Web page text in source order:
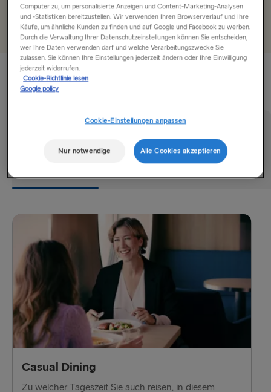
Kiel → Göteborg
Rostock → Trelleborg
Frederikshavn → Göteborg
Gdynia → Karlskrona
Göteborg → Kiel
Göteborg → Frederikshavn
Karlskrona → Gdynia
INS UND AB DEM BALTIKUM
Travemünde → Liepāja
Ventspils → Nynäshamn
Liepāja → Travemünde
Nynäshamn → Ventspils
Datum wählen
Erlebnis an Bord
Essen und
Shopping Kabinen
Casual Dining
Zu welcher Tageszeit Sie auch reisen, in diesem
Computer zu, um personalisierte Anzeigen und Content-Marketing-Analysen
und -Statistiken bereitzustellen. Wir verwenden Ihren Browserverlauf und Ihre
Käufe, um ähnliche Kunden zu finden und auf Google und Facebook zu werben.
Durch die Verwaltung Ihrer Datenschutzeinstellungen können Sie entscheiden,
wer Ihre Daten verwenden darf und welche Verarbeitungszwecke Sie
zulassen. Sie können Ihre Einstellungen jederzeit ändern oder Ihre Einwilligung
jederzeit widerrufen.
Cookie-Richtlinie lesen
Google policy
Cookie-Einstellungen anpassen
Nur notwendige Alle Cookies akzeptieren